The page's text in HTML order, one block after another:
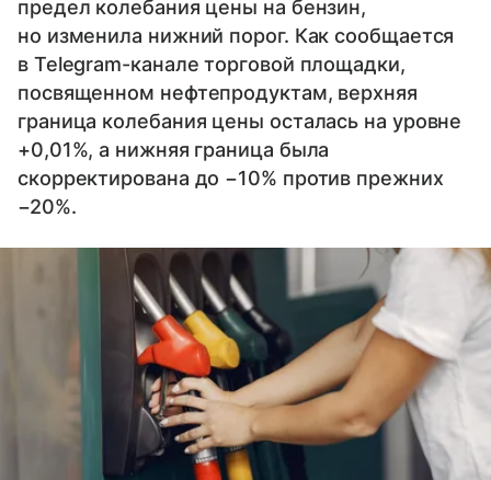
предел колебания цены на бензин,
но изменила нижний порог. Как сообщается
в Telegram-канале торговой площадки,
посвященном нефтепродуктам, верхняя
граница колебания цены осталась на уровне
+0,01%, а нижняя граница была
скорректирована до −10% против прежних
−20%.